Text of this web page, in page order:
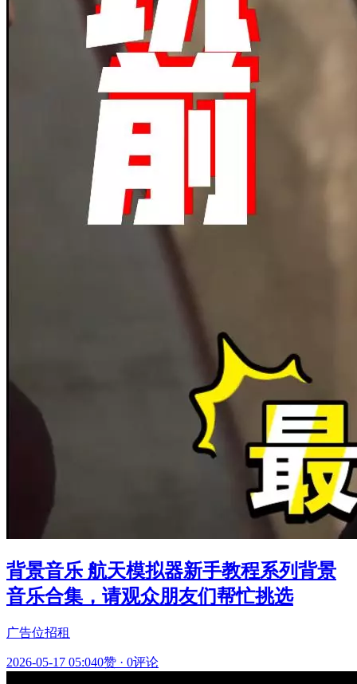
背景音乐 航天模拟器新手教程系列背景
音乐合集，请观众朋友们帮忙挑选
广告位招租
2026-05-17 05:040赞 · 0评论